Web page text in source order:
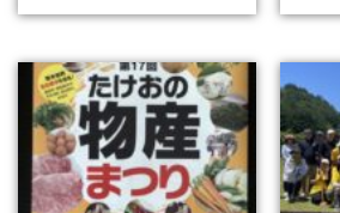
まな環境で活用でき、
ろん、医療現場でもそ
の良さが評価されて
い…